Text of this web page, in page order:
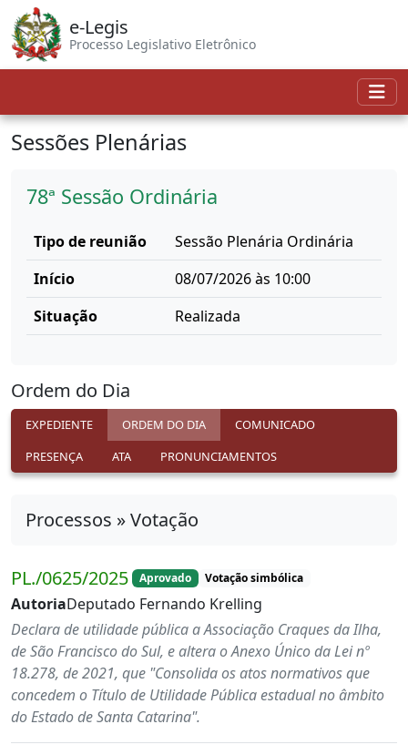
e-Legis
Processo Legislativo Eletrônico
Sessões Plenárias
78ª Sessão Ordinária
Tipo de reunião
Sessão Plenária Ordinária
Início
08/07/2026 às 10:00
Situação
Realizada
Ordem do Dia
EXPEDIENTE ORDEM DO DIA
COMUNICADO
PRESENÇA
ATA PRONUNCIAMENTOS
Processos » Votação
PL./0625/2025 Aprovado Votação simbólica
AutoriaDeputado Fernando Krelling
Declara de utilidade pública a Associação Craques da Ilha,
de São Francisco do Sul, e altera o Anexo Único da Lei nº
18.278, de 2021, que "Consolida os atos normativos que
concedem o Título de Utilidade Pública estadual no âmbito
do Estado de Santa Catarina".